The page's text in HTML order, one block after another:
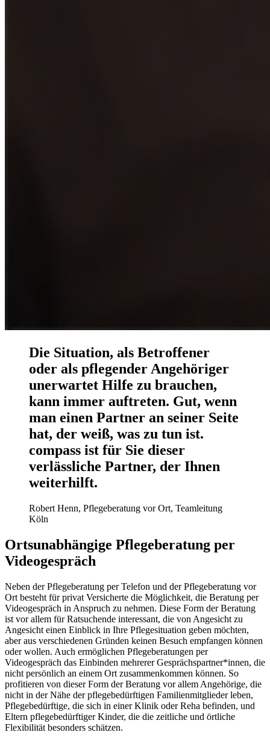
Die Situation, als Betroffener
oder als pflegender Angehöriger
unerwartet Hilfe zu brauchen,
kann immer auftreten. Gut, wenn
man einen Partner an seiner Seite
hat, der weiß, was zu tun ist.
compass ist für Sie dieser
verlässliche Partner, der Ihnen
weiterhilft.
Robert Henn, Pflegeberatung vor Ort, Teamleitung
Köln
Ortsunabhängige Pflegeberatung per
Videogespräch
Neben der Pflegeberatung per Telefon und der Pflegeberatung vor
Ort besteht für privat Versicherte die Möglichkeit, die Beratung per
Videogespräch in Anspruch zu nehmen. Diese Form der Beratung
ist vor allem für Ratsuchende interessant, die von Angesicht zu
Angesicht einen Einblick in Ihre Pflegesituation geben möchten,
aber aus verschiedenen Gründen keinen Besuch empfangen können
oder wollen. Auch ermöglichen Pflegeberatungen per
Videogespräch das Einbinden mehrerer Gesprächspartner*innen, die
nicht persönlich an einem Ort zusammenkommen können. So
profitieren von dieser Form der Beratung vor allem Angehörige, die
nicht in der Nähe der pflegebedürftigen Familienmitglieder leben,
Pflegebedürftige, die sich in einer Klinik oder Reha befinden, und
Eltern pflegebedürftiger Kinder, die die zeitliche und örtliche
Flexibilität besonders schätzen.